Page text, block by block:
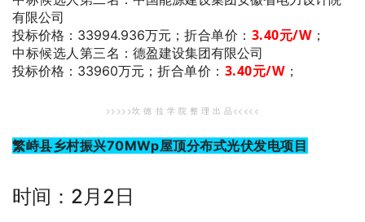
有限公司
投标价格：33994.936万元； 折合单价： 3.40元/W；
中标候选人第三名 ：德盈建设集团有限公司
投标价格：33960万元； 折合单价： 3.40元/W；
>>>>>坎 德 拉 学 院 整 理 出 品<<<<<
繁峙县乡村振兴70MWp屋顶分布式光伏发电项目
时间：2月2日